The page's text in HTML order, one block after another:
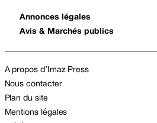
Annonces légales
Avis & Marchés publics
A propos d’Imaz Press
Nous contacter
Plan du site
Mentions légales